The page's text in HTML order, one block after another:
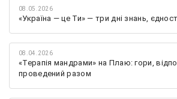
08.05.2026
«Україна — це Ти» — три дні знань,
08.04.2026
«Терапія мандрами» на Плаю: гори,
проведений разом